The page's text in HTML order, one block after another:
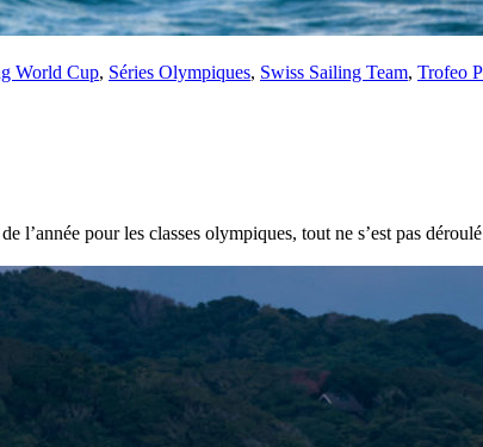
Jan
Classe Ultim 32/23 , Records Trophée
World Cup, Séries Olympiques, Swiss Sailing Team, Trofeo
l’année pour les classes olympiques, tout ne s’est pas